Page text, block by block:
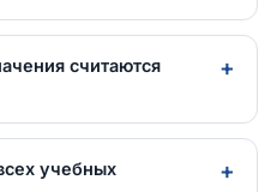
считаются
учебных